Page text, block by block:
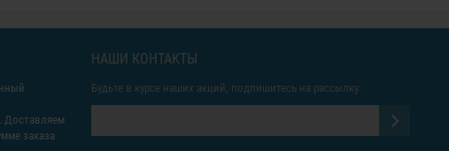
Доставляем
заказа
НАШИ КОНТАКТЫ
Будьте в курсе наших акций, подпишитесь на рассылку: